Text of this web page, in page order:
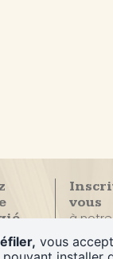
vous
à notre
vous